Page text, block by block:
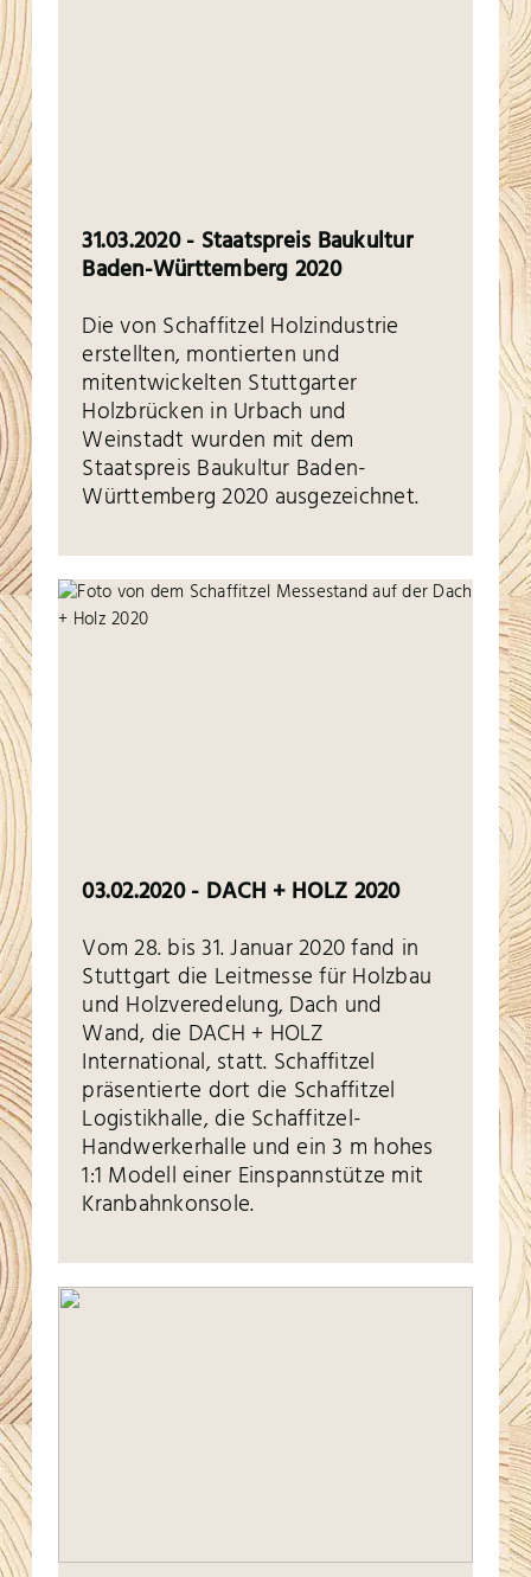
31.03.2020 - Staatspreis Baukultur
Baden-Württemberg 2020
Die von Schaffitzel Holzindustrie
erstellten, montierten und
mitentwickelten Stuttgarter
Holzbrücken in Urbach und
Weinstadt wurden mit dem
Staatspreis Baukultur Baden-
Württemberg 2020 ausgezeichnet.
03.02.2020 - DACH + HOLZ 2020
Vom 28. bis 31. Januar 2020 fand in
Stuttgart die Leitmesse für Holzbau
und Holzveredelung, Dach und
Wand, die DACH + HOLZ
International, statt. Schaffitzel
präsentierte dort die Schaffitzel
Logistikhalle, die Schaffitzel-
Handwerkerhalle und ein 3 m hohes
1:1 Modell einer Einspannstütze mit
Kranbahnkonsole.